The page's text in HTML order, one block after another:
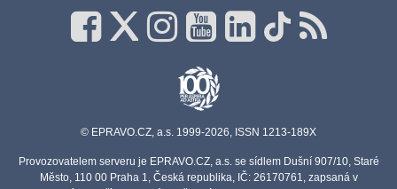
© EPRAVO.CZ, a.s. 1999-2026, ISSN 1213-189X
Provozovatelem serveru je EPRAVO.CZ, a.s. se sídlem Dušní 907/10, Staré
Město, 110 00 Praha 1, Česká republika, IČ: 26170761, zapsaná v